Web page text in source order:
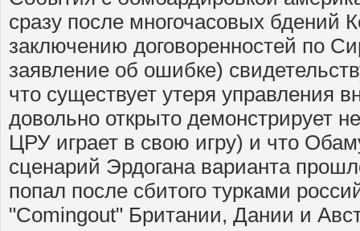
сразу после многочасовых бдений
заключению договоренностей по
заявление об ошибке)
что существует утеря управления
довольно открыто демонстрирует
ЦРУ играет в свою игру) и что
сценарий Эрдогана варианта
попал после сбитого турками
"Comingout" Британии, Дании и